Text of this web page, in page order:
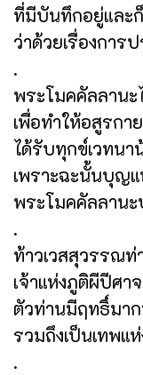
ที่มีบันทึกอยู่และ
ว่าด้วยเรื่องการ
.
พระโมคคัลลาน
เพื่อทำให้อสูรกา
ได้รับทุกข์เวทน
เพราะฉะนั้นบุญแ
พระโมคคัลลาน
.
ท้าวเวสสุวรรณท่
เจ้าแห่งภูติผีปีศาจ
ตัวท่านมีฤทธิ์มา
รวมถึงเป็นเทพแ
.